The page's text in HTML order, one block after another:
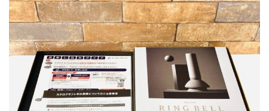
簡単操作！LINE査定
宅配買取
出張買取
買取商品ジャンル